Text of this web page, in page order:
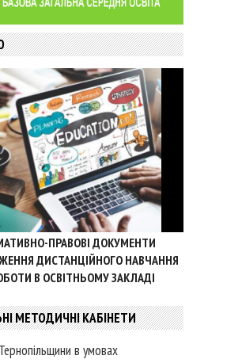
ПРАВОВІ ДОКУМЕНТИ
ДИСТАНЦІЙНОГО НАВЧАННЯ
В ОСВІТНЬОМУ ЗАКЛАДІ
МЕТОДИЧНІ КАБІНЕТИ
в умовах